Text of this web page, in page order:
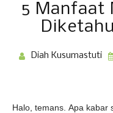
5 Manfaat
Diah Kusumastuti
Halo, temans. Apa kabar